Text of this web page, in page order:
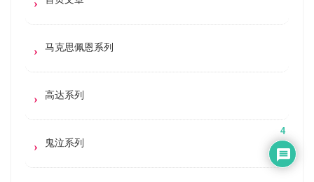
马克思佩恩系列
高达系列
鬼泣系列
4